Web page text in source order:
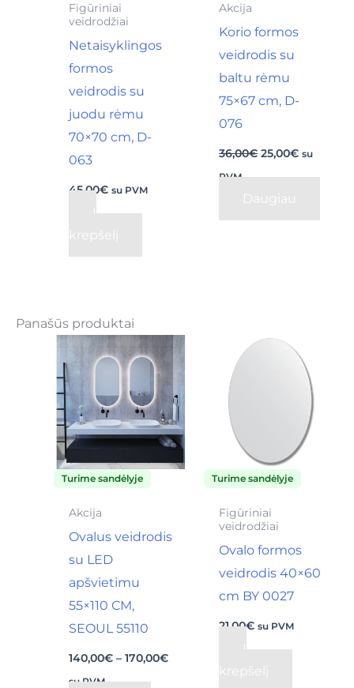
Figūriniai
veidrodžiai
Netaisyklingos
formos
veidrodis su
juodu rėmu
70×70 cm, D-
063
45,00€ su PVM
Į
krepšelį
Akcija
Korio formos
veidrodis su
baltu rėmu
75×67 cm, D-
076
36,00€ 25,00€ su
PVM
Daugiau
Panašūs produktai
Turime sandėlyje
Akcija
Ovalus veidrodis
su LED
apšvietimu
55×110 CM,
SEOUL 55110
140,00€ – 170,00€
Price
range:
140,00€
through
170,00€
su PVM
This
product
has
multiple
variants.
The
options
product
Turime sandėlyje
Figūriniai
veidrodžiai
Ovalo formos
veidrodis 40×60
cm BY 0027
21,00€ su PVM
Į
krepšelį